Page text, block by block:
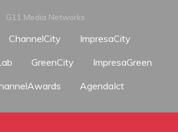
G11 Media Networks
ChannelCity
ImpresaCity
GreenCity
ImpresaGreen
AgendaIct